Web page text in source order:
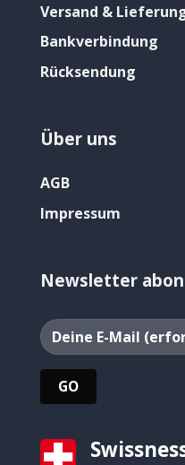
Versand &
Bankverbindung
Rücksendung
Über uns
AGB
Impressum
Newsletter